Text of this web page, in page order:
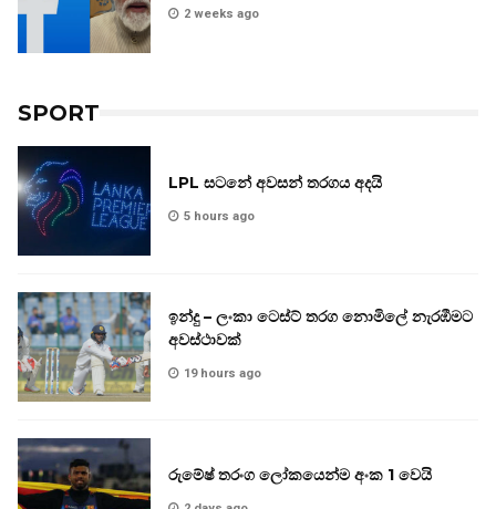
2 weeks ago
SPORT
LPL සටනේ අවසන් තරගය අදයි
5 hours ago
ඉන්දු – ලංකා ටෙස්ට් තරග නොමිලේ නැරඹීමට
අවස්ථාවක්
19 hours ago
රුමේෂ් තරංග ලෝකයෙන්ම අංක 1 වෙයි